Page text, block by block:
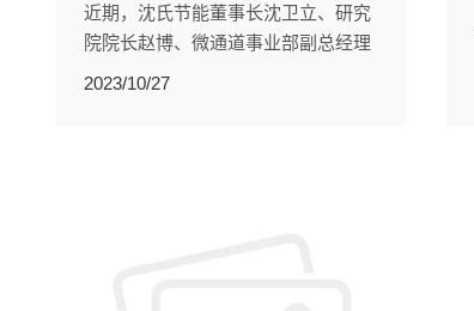
近期，沈氏节能董事长沈卫立、研究
院院长赵博、微通道事业部副总经理
石景祯，被上海海事大学聘为研究生
2023/10/27